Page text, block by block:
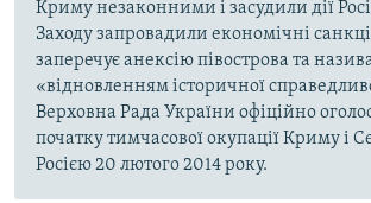
Криму незаконними і засудили дії
Заходу запровадили економічні
заперечує анексію півострова та
«відновленням історичної
Верховна Рада України офіційно
початку тимчасової окупації Криму і
Росією 20 лютого 2014 року.